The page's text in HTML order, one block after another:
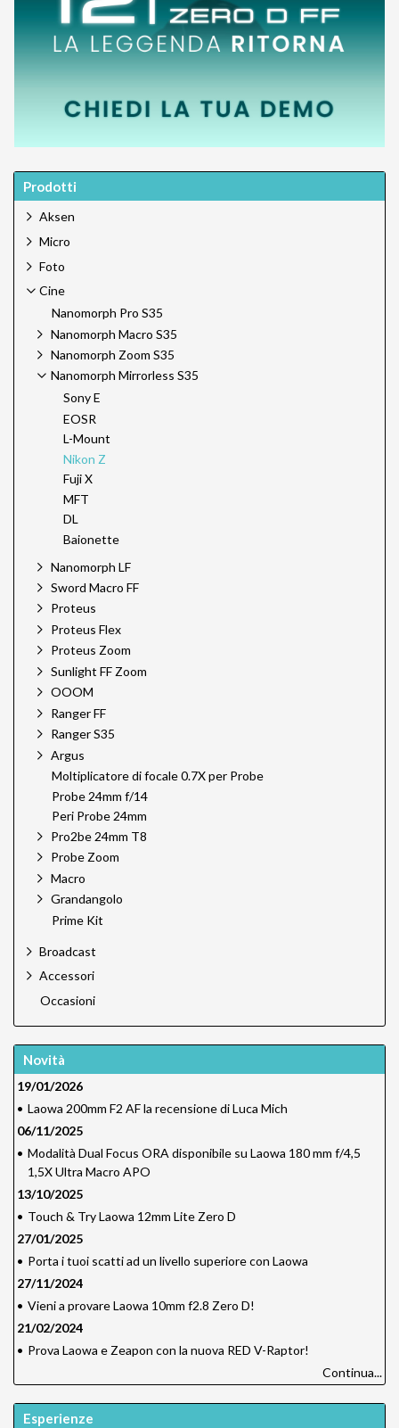
Prodotti
Aksen
Micro
Foto
Cine
Nanomorph Pro S35
Nanomorph Macro S35
Nanomorph Zoom S35
Nanomorph Mirrorless S35
Sony E
EOSR
L-Mount
Nikon Z
Fuji X
MFT
DL
Baionette
Nanomorph LF
Sword Macro FF
Proteus
Proteus Flex
Proteus Zoom
Sunlight FF Zoom
OOOM
Ranger FF
Ranger S35
Argus
Moltiplicatore di focale 0.7X per Probe
Probe 24mm f/14
Peri Probe 24mm
Pro2be 24mm T8
Probe Zoom
Macro
Grandangolo
Prime Kit
Broadcast
Accessori
Occasioni
Novità
19/01/2026
• Laowa 200mm F2 AF la recensione di Luca Mich
06/11/2025
• Modalità Dual Focus ORA disponibile su Laowa 180 mm f/4,5
1,5X Ultra Macro APO
13/10/2025
• Touch & Try Laowa 12mm Lite Zero D
27/01/2025
• Porta i tuoi scatti ad un livello superiore con Laowa
27/11/2024
• Vieni a provare Laowa 10mm f2.8 Zero D!
21/02/2024
• Prova Laowa e Zeapon con la nuova RED V-Raptor!
Continua...
Esperienze